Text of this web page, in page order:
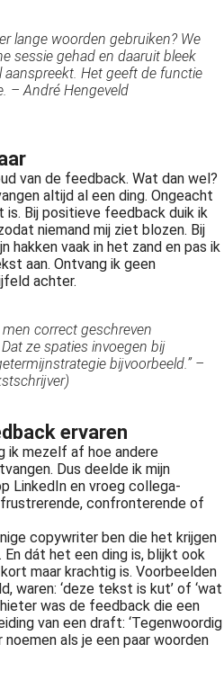
lange woorden gebruiken? We
sessie gehad en daaruit bleek
Het geeft de functie
– André Hengeveld
van de feedback. Wat dan wel?
altijd al een ding. Ongeacht
Bij positieve feedback duik ik
niemand mij ziet blozen. Bij
hakken vaak in het zand en pas ik
aan. Ontvang ik geen
achter.
correct geschreven
ze spaties invoegen bij
bijvoorbeeld.” –
ervaren
ik mezelf af hoe andere
Dus deelde ik mijn
LinkedIn en vroeg collega-
confronterende of
copywriter ben die het krijgen
dát het een ding is, blijkt ook
maar krachtig is. Voorbeelden
waren: ‘deze tekst is kut’ of ‘wat
was de feedback die een
van een draft: ‘Tegenwoordig
als je een paar woorden